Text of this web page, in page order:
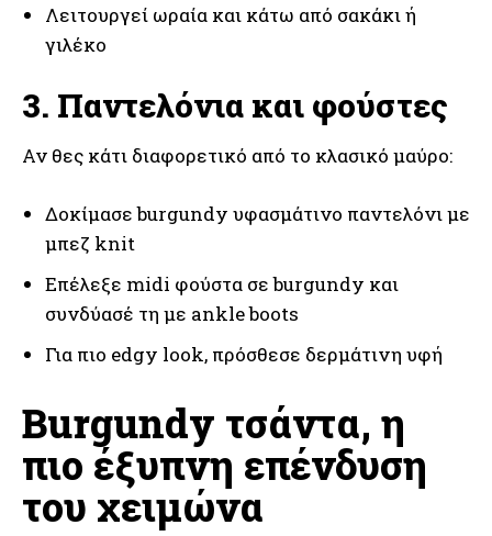
Λειτουργεί ωραία και κάτω από σακάκι ή
γιλέκο
3. Παντελόνια και φούστες
Αν θες κάτι διαφορετικό από το κλασικό μαύρο:
Δοκίμασε burgundy υφασμάτινο παντελόνι με
μπεζ knit
Επέλεξε midi φούστα σε burgundy και
συνδύασέ τη με ankle boots
Για πιο edgy look, πρόσθεσε δερμάτινη υφή
Burgundy τσάντα, η
πιο έξυπνη επένδυση
του χειμώνα